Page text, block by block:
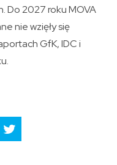
Do 2027 roku MOVA
nie wzięły się
GfK, IDC i